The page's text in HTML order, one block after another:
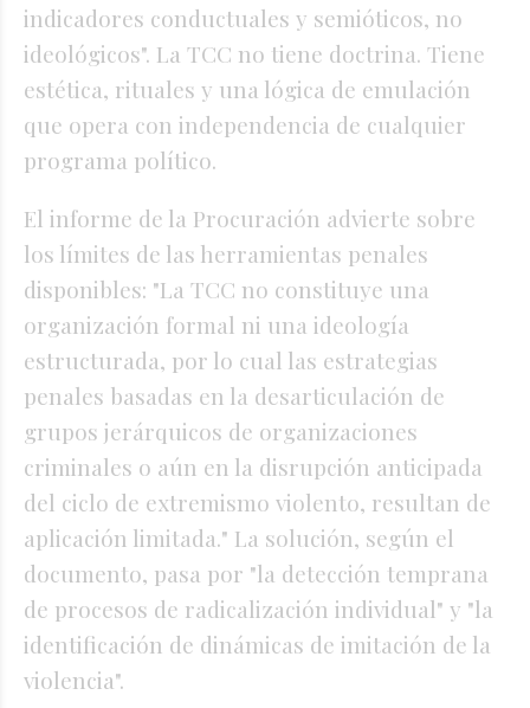
indicadores conductuales y semióticos, no
ideológicos". La TCC no tiene doctrina. Tiene
estética, rituales y una lógica de emulación
que opera con independencia de cualquier
programa político.
El informe de la Procuración advierte sobre
los límites de las herramientas penales
disponibles: "La TCC no constituye una
organización formal ni una ideología
estructurada, por lo cual las estrategias
penales basadas en la desarticulación de
grupos jerárquicos de organizaciones
criminales o aún en la disrupción anticipada
del ciclo de extremismo violento, resultan de
aplicación limitada." La solución, según el
documento, pasa por "la detección temprana
de procesos de radicalización individual" y "la
identificación de dinámicas de imitación de la
violencia".